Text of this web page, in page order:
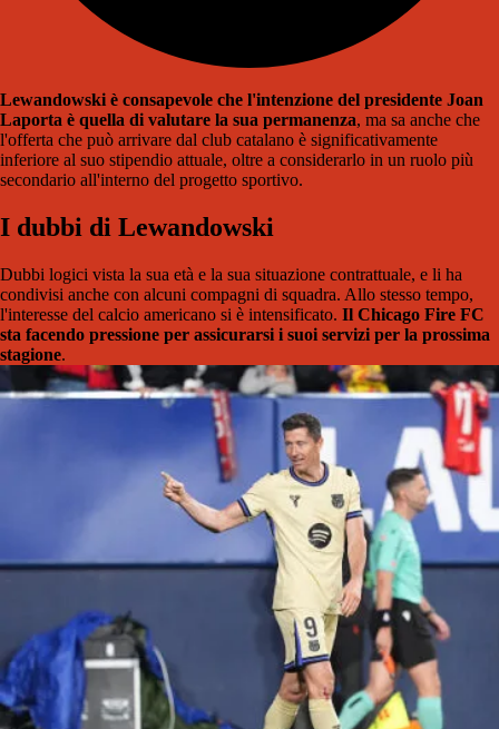
Lewandowski è consapevole che l'intenzione del presidente Joan
Laporta è quella di valutare la sua permanenza, ma sa anche che
l'offerta che può arrivare dal club catalano è significativamente
inferiore al suo stipendio attuale, oltre a considerarlo in un ruolo più
secondario all'interno del progetto sportivo.
I dubbi di Lewandowski
Dubbi logici vista la sua età e la sua situazione contrattuale, e li ha
condivisi anche con alcuni compagni di squadra. Allo stesso tempo,
l'interesse del calcio americano si è intensificato. Il Chicago Fire FC
sta facendo pressione per assicurarsi i suoi servizi per la prossima
stagione.